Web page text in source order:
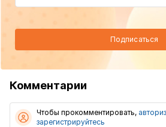
Подписаться
Комментарии
Чтобы прокомментировать,
зарегистрируйтесь